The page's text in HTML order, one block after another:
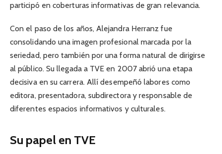
participó en coberturas informativas de gran relevancia.
Con el paso de los años, Alejandra Herranz fue
consolidando una imagen profesional marcada por la
seriedad, pero también por una forma natural de dirigirse
al público. Su llegada a TVE en 2007 abrió una etapa
decisiva en su carrera. Allí desempeñó labores como
editora, presentadora, subdirectora y responsable de
diferentes espacios informativos y culturales.
Su papel en TVE